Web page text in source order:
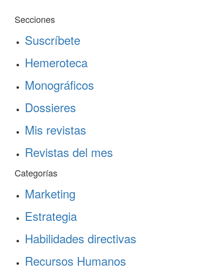
Secciones
Suscríbete
Hemeroteca
Monográficos
Dossieres
Mis revistas
Revistas del mes
Categorías
Marketing
Estrategia
Habilidades directivas
Recursos Humanos